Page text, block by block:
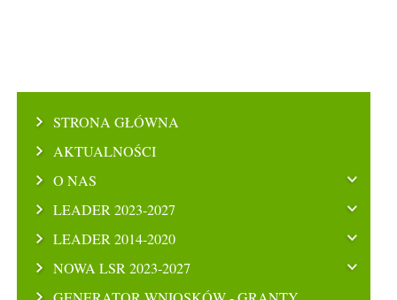
STRONA GŁÓWNA
AKTUALNOŚCI
O NAS
LEADER 2023-2027
LEADER 2014-2020
NOWA LSR 2023-2027